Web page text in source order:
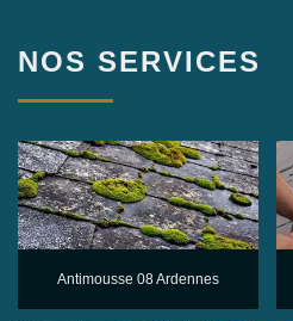
NOS SERVICES
Antimousse 08 Ardennes